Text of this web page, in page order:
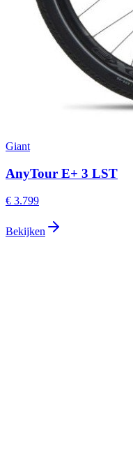
Giant
AnyTour E+ 3 LST
€ 3.799
Bekijken